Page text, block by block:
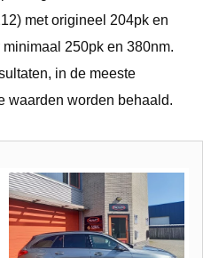
met origineel 204pk en
250pk en 380nm.
in de meeste
waarden worden behaald.